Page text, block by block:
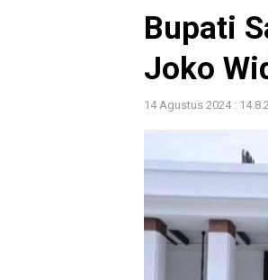
Bupati
Joko
14 Agustus 2024 :